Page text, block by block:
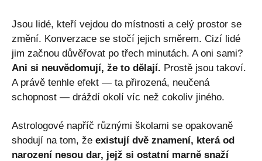
Jsou lidé, kteří vejdou do místnosti a celý prostor se
změní. Konverzace se stočí jejich směrem. Cizí lidé
jim začnou důvěřovat po třech minutách. A oni sami?
Ani si neuvědomují, že to dělají. Prostě jsou takoví.
A právě tenhle efekt — ta přirozená, neučená
schopnost — dráždí okolí víc než cokoliv jiného.
Astrologové napříč různými školami se opakovaně
shodují na tom, že existují dvě znamení, která od
narození nesou dar, jejž si ostatní marně snaží